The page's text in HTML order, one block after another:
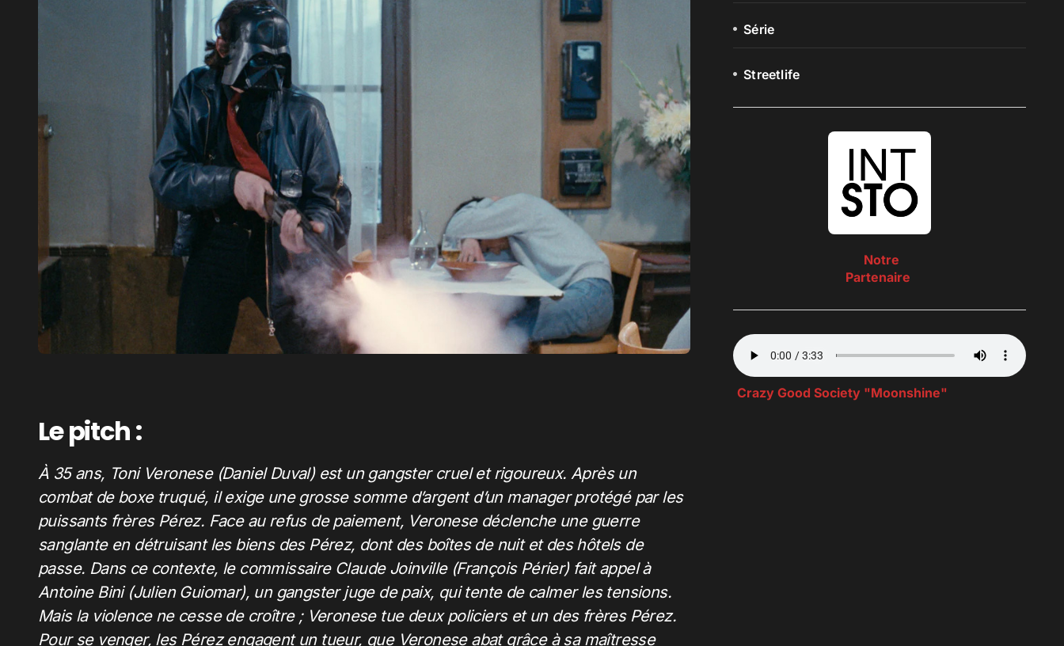
Le pitch :
À 35 ans, Toni Veronese (Daniel Duval) est un gangster cruel et rigoureux. Après un
combat de boxe truqué, il exige une grosse somme d’argent d’un manager protégé par les
puissants frères Pérez. Face au refus de paiement, Veronese déclenche une guerre
sanglante en détruisant les biens des Pérez, dont des boîtes de nuit et des hôtels de
passe. Dans ce contexte, le commissaire Claude Joinville (François Périer) fait appel à
Antoine Bini (Julien Guiomar), un gangster juge de paix, qui tente de calmer les tensions.
Mais la violence ne cesse de croître ; Veronese tue deux policiers et un des frères Pérez.
Pour se venger, les Pérez engagent un tueur, que Veronese abat grâce à sa maîtresse
Série
Streetlife
Notre
Partenaire
Crazy Good Society "Moonshine"